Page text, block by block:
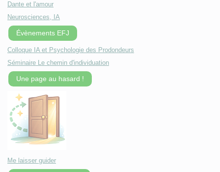
Dante et l'amour
Neurosciences, IA
Évènements EFJ
Colloque IA et Psychologie des Prodondeurs
Séminaire Le chemin d'individuation
Une page au hasard !
Me laisser guider